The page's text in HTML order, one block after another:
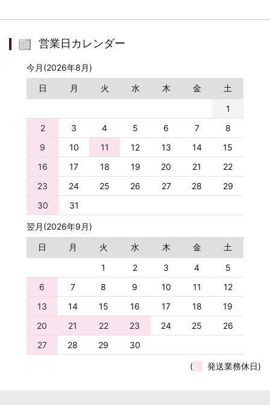
営業日カレンダー
今月(2026年8月)
日
月 火 水 木 金
土
1
2
3 4 5 6 7
8
9
10 11 12 13 14
15
16
17 18 19 20 21
22
23
24 25 26 27 28
29
30
31
翌月(2026年9月)
日
月 火 水 木 金
土
1
2 3 4
5
6
7 8 9 10 11
12
13
14 15 16 17 18
19
20
21 22 23 24 25
26
27
28 29 30
( 発送業務休日)